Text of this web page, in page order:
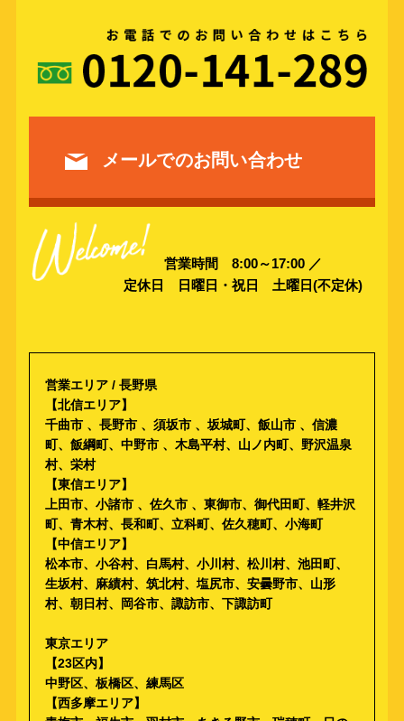
メールでのお問い合わせ
営業時間 8:00～17:00 ／
定休日 日曜日・祝日 土曜日(不定休)
営業エリア / 長野県
【北信エリア】
千曲市 、長野市 、須坂市 、坂城町、飯山市 、信濃
町、飯綱町、中野市 、木島平村、山ノ内町、野沢温泉
村、栄村
【東信エリア】
上田市、小諸市 、佐久市 、東御市、御代田町、軽井沢
町、青木村、長和町、立科町、佐久穂町、小海町
【中信エリア】
松本市、小谷村、白馬村、小川村、松川村、池田町、
生坂村、麻績村、筑北村、塩尻市、安曇野市、山形
村、朝日村、岡谷市、諏訪市、下諏訪町
東京エリア
【23区内】
中野区、板橋区、練馬区
【西多摩エリア】